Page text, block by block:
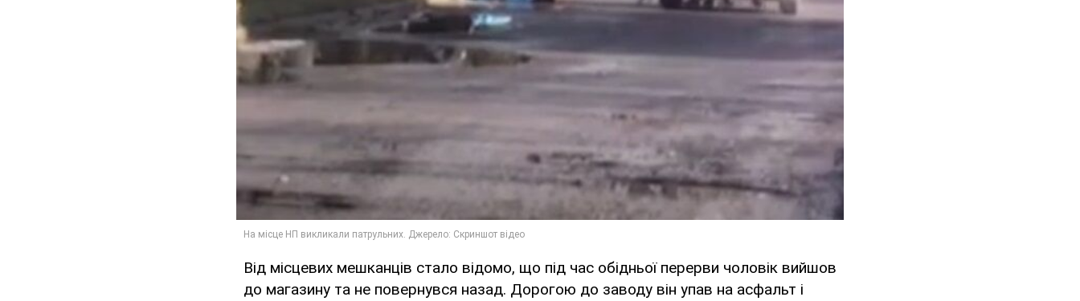
Від місцевих мешканців стало відомо, що під час обідньої перерви чоловік вийшов
до магазину та не повернувся назад. Дорогою до заводу він упав на асфальт і